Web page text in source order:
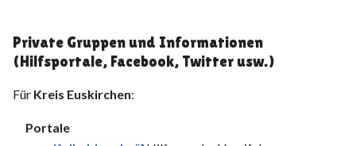
Private Gruppen und Informationen
(Hilfsportale, Facebook, Twitter usw.)
Für Kreis Euskirchen:
Portale